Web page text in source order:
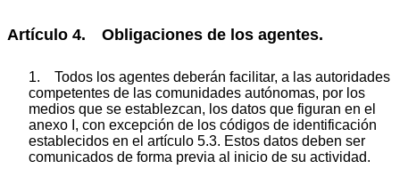
Artículo 4. Obligaciones de los agentes.
1. Todos los agentes deberán facilitar, a las autoridades
competentes de las comunidades autónomas, por los
medios que se establezcan, los datos que figuran en el
anexo I, con excepción de los códigos de identificación
establecidos en el artículo 5.3. Estos datos deben ser
comunicados de forma previa al inicio de su actividad.